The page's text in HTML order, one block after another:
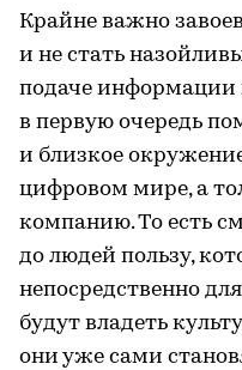
Крайне важно
и не стать
подаче информации
в первую очередь
и близкое
цифровом мире, а
компанию. То есть
до людей пользу,
непосредственно
будут владеть
они уже сами